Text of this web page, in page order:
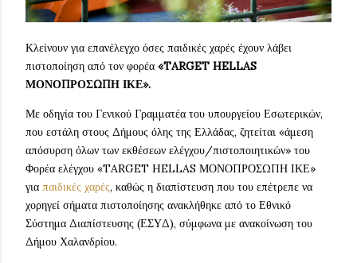
Κλείνουν για επανέλεγχο όσες παιδικές χαρές έχουν λάβει
πιστοποίηση από τον φορέα «TARGET HELLAS
ΜΟΝΟΠΡΟΣΩΠΗ ΙΚΕ».
Με οδηγία του Γενικού Γραμματέα του υπουργείου Εσωτερικών,
που εστάλη στους Δήμους όλης της Ελλάδας, ζητείται «άμεση
απόσυρση όλων των εκθέσεων ελέγχου/πιστοποιητικών» του
Φορέα ελέγχου «TARGET HELLAS ΜΟΝΟΠΡΟΣΩΠΗ ΙΚΕ»
για παιδικές χαρές, καθώς η διαπίστευση που του επέτρεπε να
χορηγεί σήματα πιστοποίησης ανακλήθηκε από το Εθνικό
Σύστημα Διαπίστευσης (ΕΣΥΔ), σύμφωνα με ανακοίνωση του
Δήμου Χαλανδρίου.